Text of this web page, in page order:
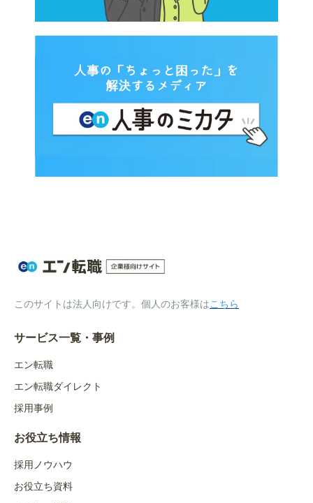
このサイトは法人向けです。個人のお客様はこちら
サービス一覧・事例
エン転職
エン転職ダイレクト
採用事例
お役立ち情報
採用ノウハウ
お役立ち資料